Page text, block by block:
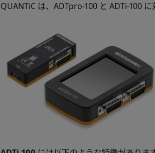
QUANTiC は、ADTpro-100 と ADTi-100 に